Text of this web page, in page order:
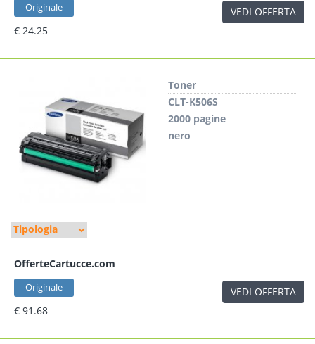
Originale
€ 24.25
VEDI OFFERTA
Toner
CLT-K506S
2000 pagine
nero
OfferteCartucce.com
Originale
€ 91.68
VEDI OFFERTA